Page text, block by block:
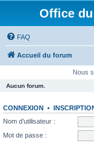
Office
FAQ
Accueil du forum
Nous
Aucun forum.
CONNEXION •
Nom d’utilisateur :
Mot de passe :